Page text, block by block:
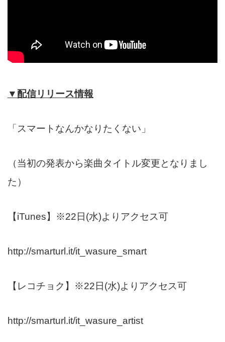
▼配信リリース情報
「スマートなんかなりたくない」
（当初の発表から楽曲タイトル変更となりまし
た）
【iTunes】※22日(水)よりアクセス可
http://smarturl.it/it_wasure_smart
【レコチョク】※22日(水)よりアクセス可
http://smarturl.it/it_wasure_artist